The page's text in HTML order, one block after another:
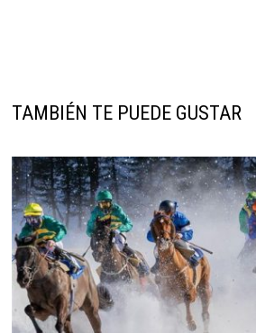
TAMBIÉN TE PUEDE GUSTAR